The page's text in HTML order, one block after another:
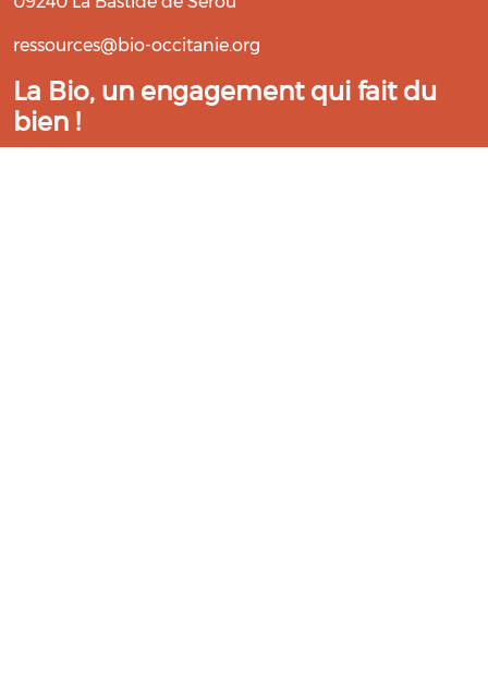
ressources@bio-occitanie.org
La Bio, un engagement qui fait du
bien !